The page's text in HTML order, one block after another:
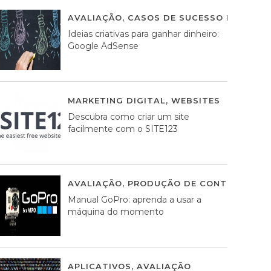
AVALIAÇÃO, CASOS DE SUCESSO DE
Ideias criativas para ganhar dinheiro:
Google AdSense
MARKETING DIGITAL, WEBSITES
Descubra como criar um site
facilmente com o SITE123
AVALIAÇÃO, PRODUÇÃO DE CONTEÚDOS
Manual GoPro: aprenda a usar a
máquina do momento
APLICATIVOS, AVALIAÇÃO